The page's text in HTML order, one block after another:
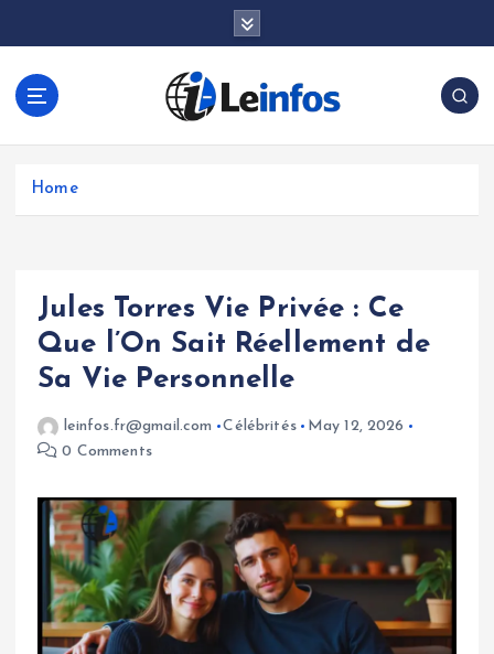
Home
Jules Torres Vie Privée : Ce
Que l’On Sait Réellement de
Sa Vie Personnelle
leinfos.fr@gmail.com Célébrités
May 12, 2026
0 Comments